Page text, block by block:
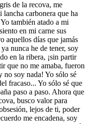
de la recova, me
carbonera que ha
también atado a mi
en mi carne sus
aquellos días que jamás
nunca he de tener, soy
en la ribera, ¡sin partir
que no me amaba, fueron
no soy nada! Yo sólo sé
fracaso... Yo sólo sé que
paso a paso. Ahora que
busco valor para
lejos de ti, poder
me encadena, soy